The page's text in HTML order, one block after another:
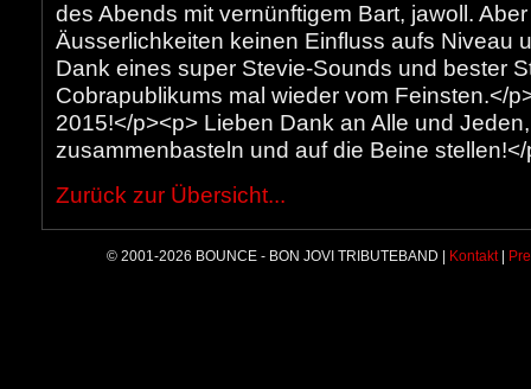
des Abends mit vernünftigem Bart, jawoll.
Äusserlichkeiten keinen Einfluss aufs Niveau
Dank eines super Stevie-Sounds und bester
Cobrapublikums mal wieder vom Feinsten.</
2015!</p><p> Lieben Dank an Alle und
zusammenbasteln und auf die Beine
Zurück zur Übersicht...
© 2001-2026 BOUNCE - BON JOVI TRIBUTEBAND | Kontakt|